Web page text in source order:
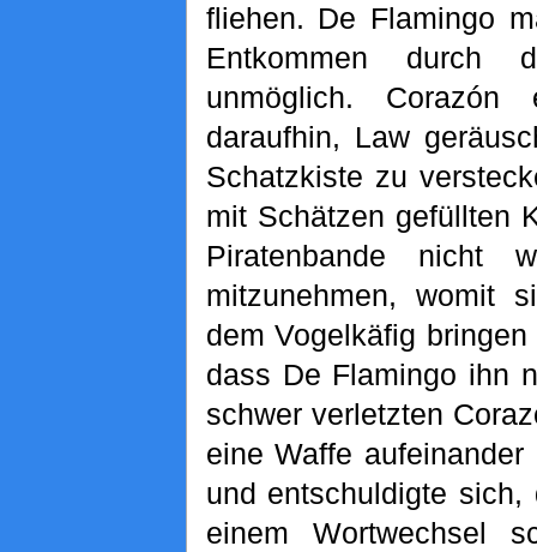
fliehen. De Flamingo
Entkommen durch
unmöglich. Corazón
daraufhin, Law
Schatzkiste zu
mit Schätzen gefüllten
Piratenbande nicht
mitzunehmen, womit
dem Vogelkäfig
dass De Flamingo ihn
schwer verletzten
eine Waffe
und entschuldigte
einem Wortwechsel